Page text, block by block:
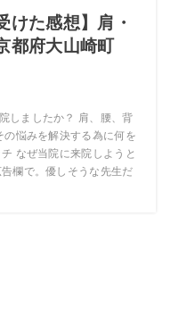
けた感想】肩・
都府大山崎町
しましたか？ 肩、腰、背
悩みを解決する為に何を
なぜ当院に来院しようと
欄で。優しそうな先生だ